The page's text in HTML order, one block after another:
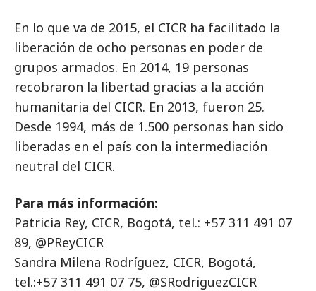
En lo que va de 2015, el CICR ha facilitado la
liberación de ocho personas en poder de
grupos armados. En 2014, 19 personas
recobraron la libertad gracias a la acción
humanitaria del CICR. En 2013, fueron 25.
Desde 1994, más de 1.500 personas han sido
liberadas en el país con la intermediación
neutral del CICR.
Para más información:
Patricia Rey, CICR, Bogotá, tel.: +57 311 491 07
89, @PReyCICR
Sandra Milena Rodríguez, CICR, Bogotá,
tel.:+57 311 491 07 75, @SRodriguezCICR